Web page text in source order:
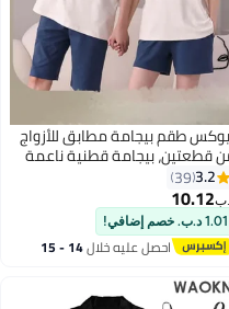
4
طقم بيجامة مطابق للأزواج
قطعتين، بيجامة قطنية ناعمة
ومسامية بأكمام قصيرة للرجال،
فضفاضة بأكمام قصيرة
مستديرة وشورتات واسعة،
ملابس منزلية مريح وعصري
في الفنادق والعطلات
وحفلات البيجامة وغيرها،
الأبيض والأزرق
3.2
39
10.12
1.01 د.ب. خصم إضافي!
احصل عليه خلال 14 - 15
اغسطس